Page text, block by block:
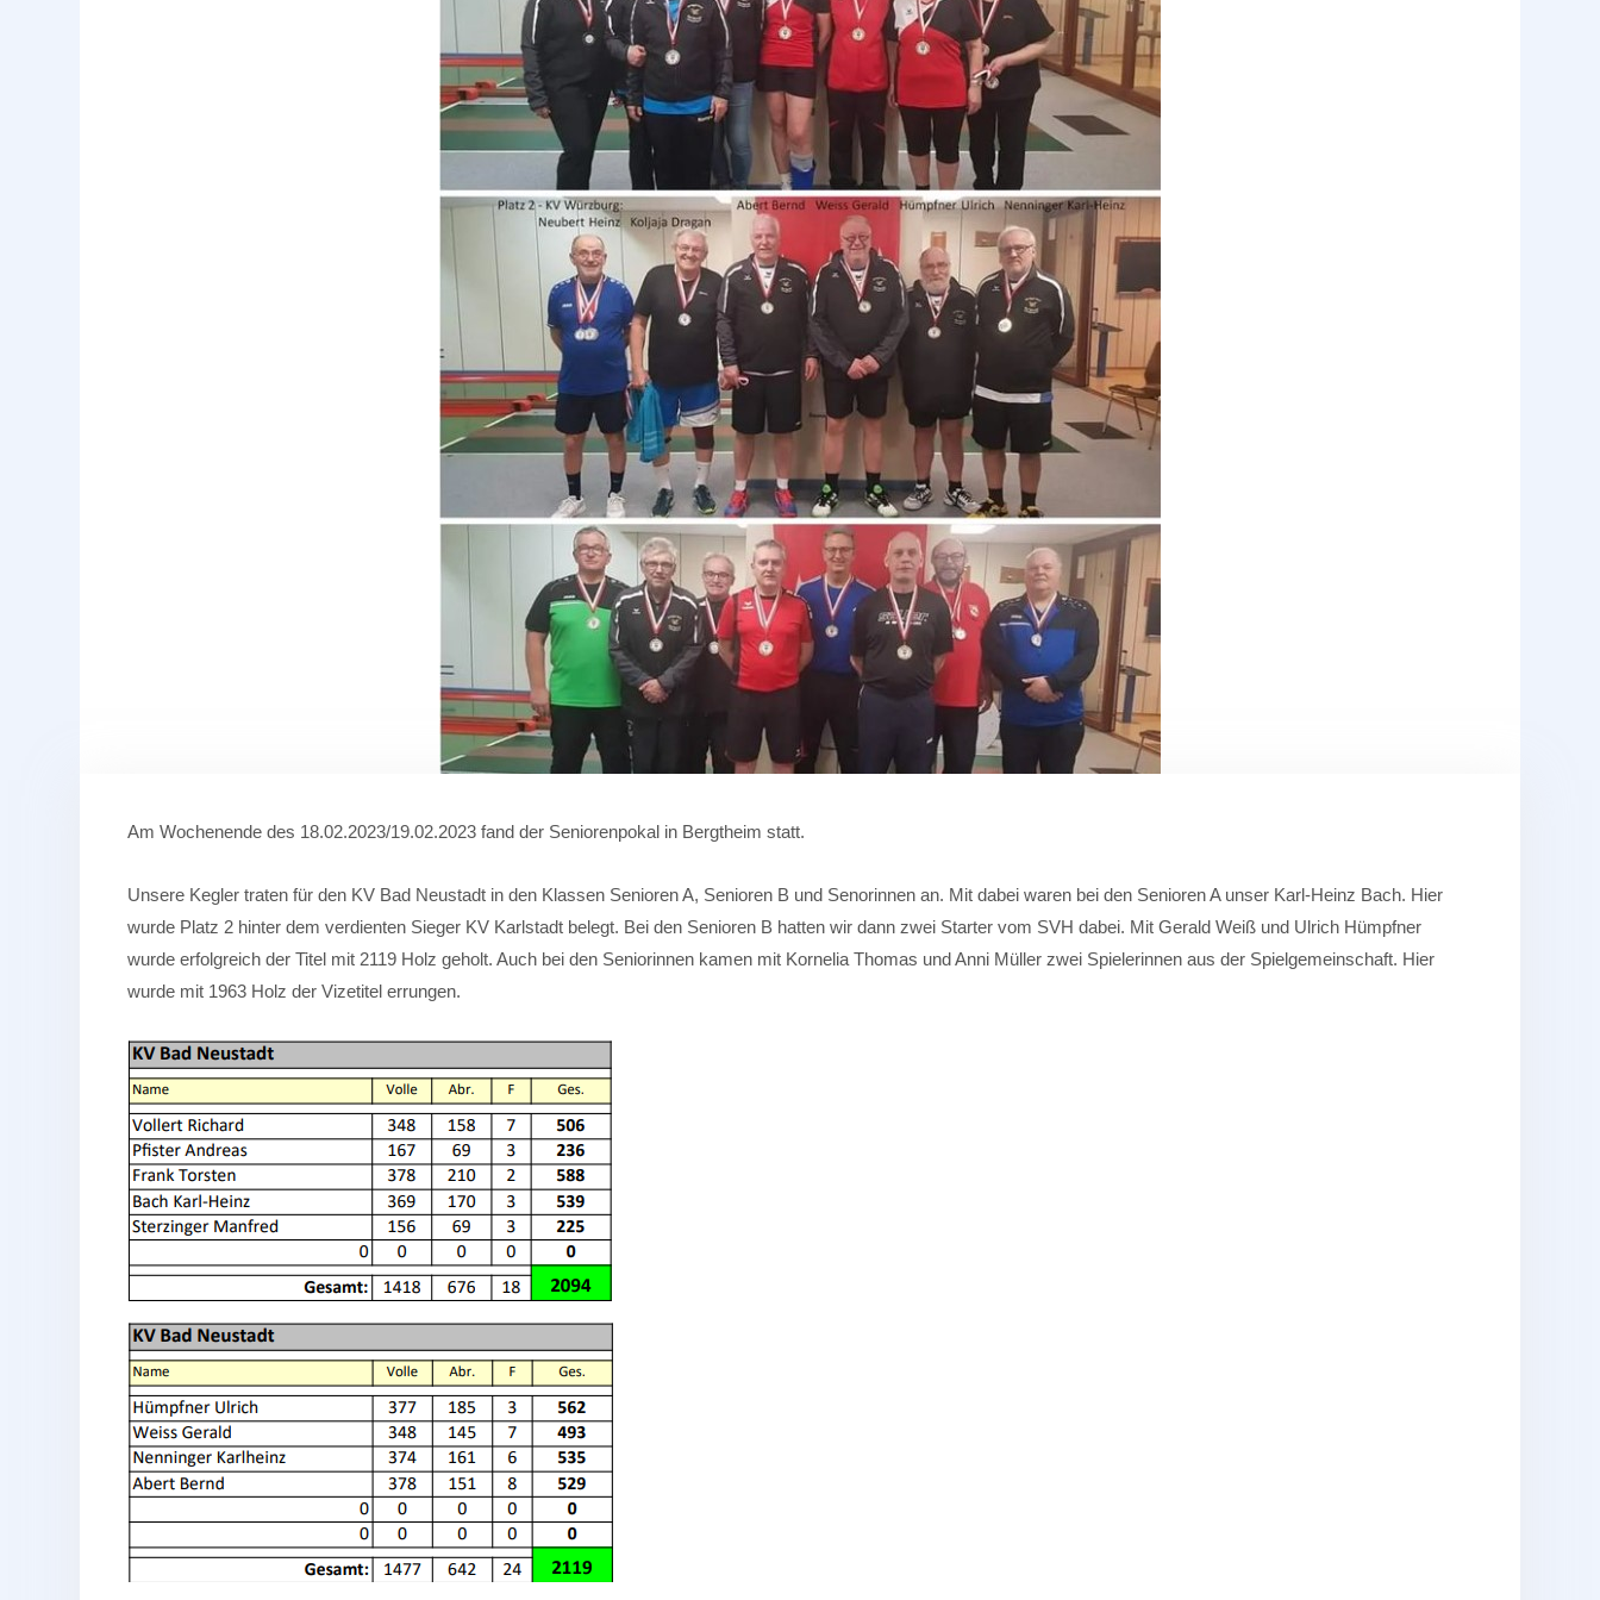
Am Wochenende des 18.02.2023/19.02.2023 fand der Seniorenpokal in Bergtheim statt.
Unsere Kegler traten für den KV Bad Neustadt in den Klassen Senioren A, Senioren B und Senorinnen an. Mit dabei waren bei den Senioren A unser Karl-Heinz Bach. Hier
wurde Platz 2 hinter dem verdienten Sieger KV Karlstadt belegt. Bei den Senioren B hatten wir dann zwei Starter vom SVH dabei. Mit Gerald Weiß und Ulrich Hümpfner
wurde erfolgreich der Titel mit 2119 Holz geholt. Auch bei den Seniorinnen kamen mit Kornelia Thomas und Anni Müller zwei Spielerinnen aus der Spielgemeinschaft. Hier
wurde mit 1963 Holz der Vizetitel errungen.